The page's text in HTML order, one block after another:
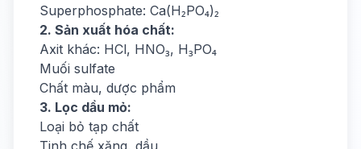
Superphosphate: Ca(H₂PO₄)₂
2. Sản xuất hóa chất:
Axit khác: HCl, HNO₃, H₃PO₄
Muối sulfate
Chất màu, dược phẩm
3. Lọc dầu mỏ:
Loại bỏ tạp chất
Tinh chế xăng, dầu